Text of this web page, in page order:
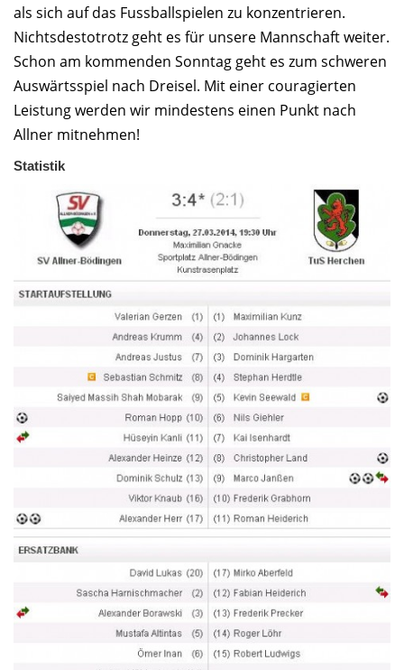
als sich auf das Fussballspielen zu konzentrieren.
Nichtsdestotrotz geht es für unsere Mannschaft weiter.
Schon am kommenden Sonntag geht es zum schweren
Auswärtsspiel nach Dreisel. Mit einer couragierten
Leistung werden wir mindestens einen Punkt nach
Allner mitnehmen!
Statistik